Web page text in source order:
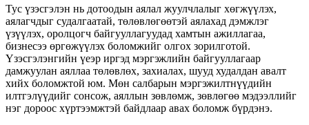
Тус үзэсгэлэн нь дотоодын аялал жуулчлалыг хөгжүүлэх,
аялагчдыг судалгаатай, төлөвлөгөөтэй аялахад дэмжлэг
үзүүлэх, оролцогч байгууллагуудад хамтын ажиллагаа,
бизнесээ өргөжүүлэх боломжийг олгох зорилготой.
Үзэсгэлэнгийн үеэр иргэд мэргэжлийн байгууллагаар
дамжуулан аяллаа төлөвлөх, захиалах, шууд худалдан авалт
хийх боломжтой юм. Мөн салбарын мэргэжилтнүүдийн
илтгэлүүдийг сонсож, аяллын зөвлөмж, зөвлөгөө мэдээллийг
нэг дороос хүртээмжтэй байдлаар авах боломж бүрдэнэ.